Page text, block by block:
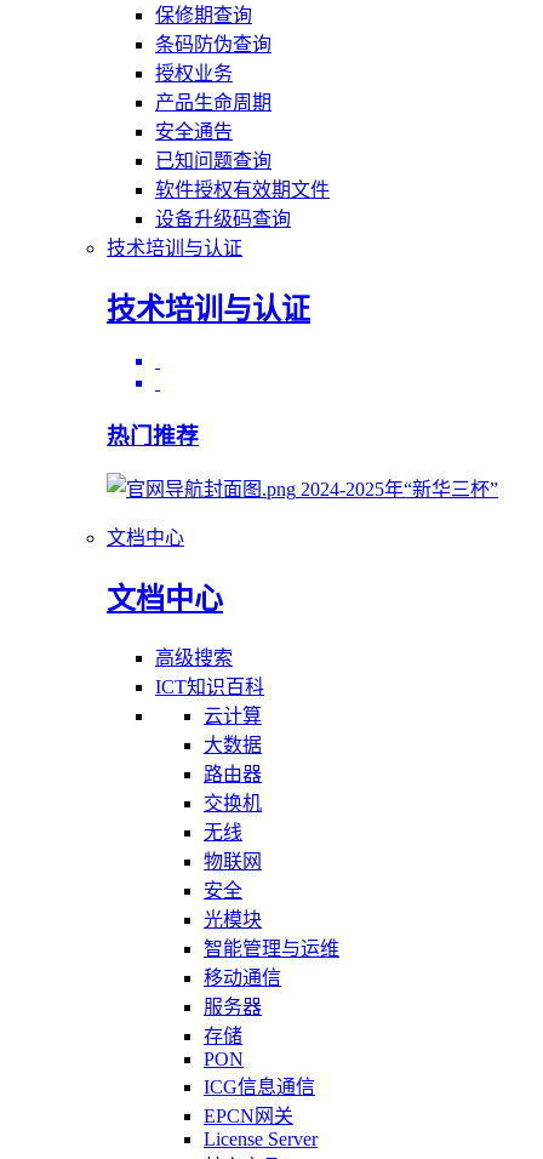
保修期查询
条码防伪查询
授权业务
产品生命周期
安全通告
已知问题查询
软件授权有效期文件
设备升级码查询
技术培训与认证
技术培训与认证
热门推荐
2024-2025年“新华三杯”
文档中心
文档中心
高级搜索
ICT知识百科
云计算
大数据
路由器
交换机
无线
物联网
安全
光模块
智能管理与运维
移动通信
服务器
存储
PON
ICG信息通信
EPCN网关
License Server